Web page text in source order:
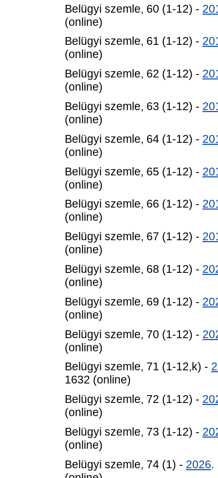
Belügyi szemle, 60 (1-12) -
(online)
Belügyi szemle, 61 (1-12) -
(online)
Belügyi szemle, 62 (1-12) -
(online)
Belügyi szemle, 63 (1-12) -
(online)
Belügyi szemle, 64 (1-12) -
(online)
Belügyi szemle, 65 (1-12) -
(online)
Belügyi szemle, 66 (1-12) -
(online)
Belügyi szemle, 67 (1-12) -
(online)
Belügyi szemle, 68 (1-12) -
(online)
Belügyi szemle, 69 (1-12) -
(online)
Belügyi szemle, 70 (1-12) -
(online)
Belügyi szemle, 71 (1-12,k) -
1632 (online)
Belügyi szemle, 72 (1-12) -
(online)
Belügyi szemle, 73 (1-12) -
(online)
Belügyi szemle, 74 (1) - 2026.